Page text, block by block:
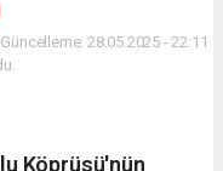
28.05.2025 - 22:11
Köprüsü'nün